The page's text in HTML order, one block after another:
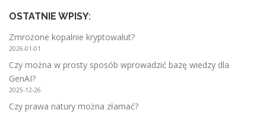
OSTATNIE WPISY:
Zmrożone kopalnie kryptowalut?
2026-01-01
Czy można w prosty sposób wprowadzić bazę wiedzy dla
GenAI?
2025-12-26
Czy prawa natury można złamać?